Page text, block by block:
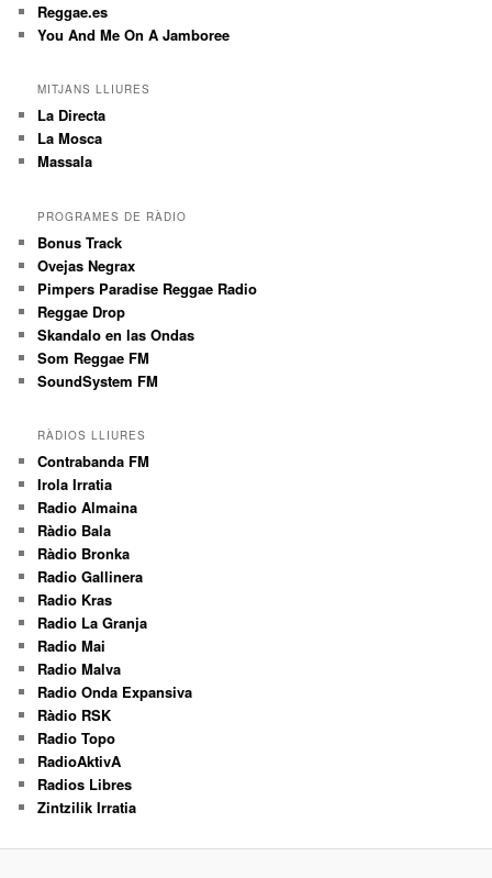
Reggae.es
You And Me On A Jamboree
MITJANS LLIURES
La Directa
La Mosca
Massala
PROGRAMES DE RÀDIO
Bonus Track
Ovejas Negrax
Pimpers Paradise Reggae Radio
Reggae Drop
Skandalo en las Ondas
Som Reggae FM
SoundSystem FM
RÀDIOS LLIURES
Contrabanda FM
Irola Irratia
Radio Almaina
Ràdio Bala
Ràdio Bronka
Radio Gallinera
Radio Kras
Radio La Granja
Radio Mai
Radio Malva
Radio Onda Expansiva
Ràdio RSK
Radio Topo
RadioAktivA
Radios Libres
Zintzilik Irratia